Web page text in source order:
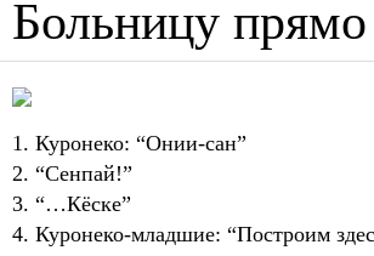
Больницу прямо
1. Куронеко: “Онии-сан”
2. “Сенпай!”
3. “…Кёске”
4. Куронеко-младшие: “Построим